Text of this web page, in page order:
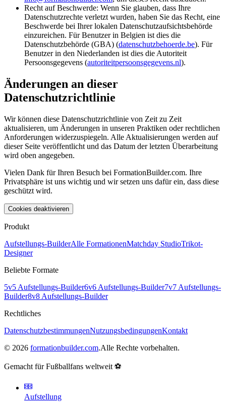
Recht auf Beschwerde: Wenn Sie glauben, dass Ihre
Datenschutzrechte verletzt wurden, haben Sie das Recht, eine
Beschwerde bei Ihrer lokalen Datenschutzaufsichtsbehörde
einzureichen. Für Benutzer in Belgien ist dies die
Datenschutzbehörde (GBA) (datenschutzbehoerde.be). Für
Benutzer in den Niederlanden ist dies die Autoriteit
Persoonsgegevens (autoriteitpersoonsgegevens.nl).
Änderungen an dieser
Datenschutzrichtlinie
Wir können diese Datenschutzrichtlinie von Zeit zu Zeit
aktualisieren, um Änderungen in unseren Praktiken oder rechtlichen
Anforderungen widerzuspiegeln. Alle Aktualisierungen werden auf
dieser Seite veröffentlicht und das Datum der letzten Überarbeitung
wird oben angegeben.
Vielen Dank für Ihren Besuch bei FormationBuilder.com. Ihre
Privatsphäre ist uns wichtig und wir setzen uns dafür ein, dass diese
geschützt wird.
Cookies deaktivieren
Produkt
Aufstellungs-BuilderAlle FormationenMatchday StudioTrikot-
Designer
Beliebte Formate
5v5 Aufstellungs-Builder6v6 Aufstellungs-Builder7v7 Aufstellungs-
Builder8v8 Aufstellungs-Builder
Rechtliches
DatenschutzbestimmungenNutzungsbedingungenKontakt
© 2026 formationbuilder.com.Alle Rechte vorbehalten.
Gemacht für Fußballfans weltweit ⚽
Aufstellung